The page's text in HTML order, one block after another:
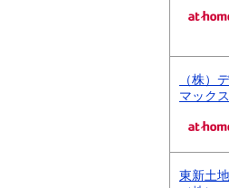
（株）
マックス
東新土地